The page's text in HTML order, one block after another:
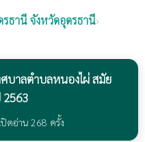
รธานี จังหวัดอุดรธานี›
บาลตำบลหนองไผ่ สมัย
ปิดอ่าน 268 ครั้ง